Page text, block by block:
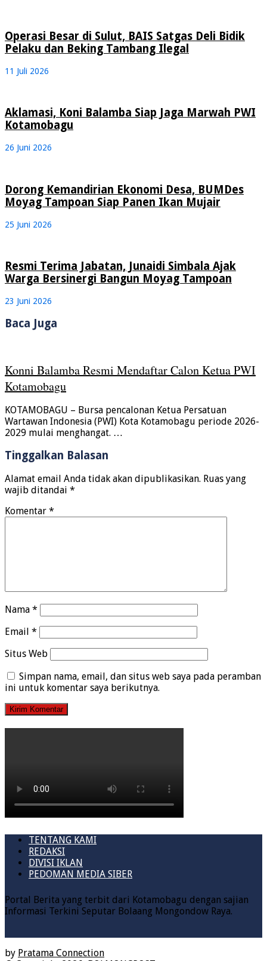
Operasi Besar di Sulut, BAIS Satgas Deli Bidik
Pelaku dan Beking Tambang Ilegal
11 Juli 2026
Aklamasi, Koni Balamba Siap Jaga Marwah PWI
Kotamobagu
26 Juni 2026
Dorong Kemandirian Ekonomi Desa, BUMDes
Moyag Tampoan Siap Panen Ikan Mujair
25 Juni 2026
Resmi Terima Jabatan, Junaidi Simbala Ajak
Warga Bersinergi Bangun Moyag Tampoan
23 Juni 2026
Baca Juga
Konni Balamba Resmi Mendaftar Calon Ketua PWI
Kotamobagu
KOTAMOBAGU – Bursa pencalonan Ketua Persatuan
Wartawan Indonesia (PWI) Kota Kotamobagu periode 2026-
2029 mulai menghangat. …
Tinggalkan Balasan
Alamat email Anda tidak akan dipublikasikan. Ruas yang
wajib ditandai *
Komentar *
Nama *
Email *
Situs Web
Simpan nama, email, dan situs web saya pada peramban
ini untuk komentar saya berikutnya.
TENTANG KAMI
REDAKSI
DIVISI IKLAN
PEDOMAN MEDIA SIBER
Portal Berita yang terbit dari Kotamobagu dengan sajian
Informasi Terkini Seputar Bolaang Mongondow Raya.
by Pratama Connection